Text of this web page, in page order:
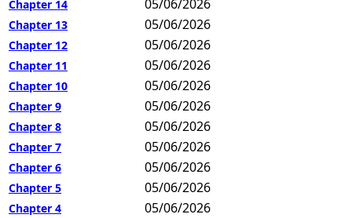
Chapter 14 05/06/2026
Chapter 13 05/06/2026
Chapter 12 05/06/2026
Chapter 11 05/06/2026
Chapter 10 05/06/2026
Chapter 9 05/06/2026
Chapter 8 05/06/2026
Chapter 7 05/06/2026
Chapter 6 05/06/2026
Chapter 5 05/06/2026
Chapter 4 05/06/2026